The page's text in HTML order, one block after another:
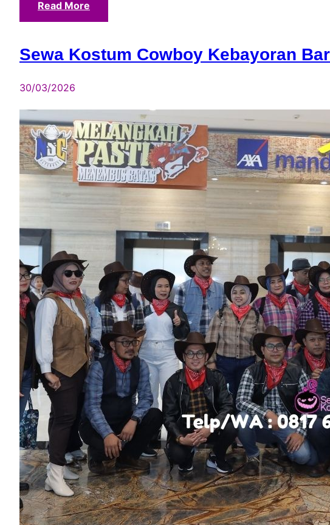
Read More
Sewa Kostum Cowboy Kebayoran
30/03/2026